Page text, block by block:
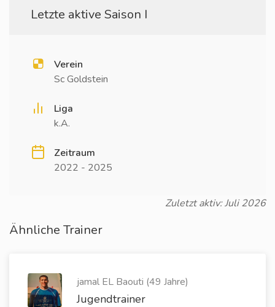
Letzte aktive Saison I
Verein
Sc Goldstein
Liga
k.A.
Zeitraum
2022 - 2025
Zuletzt aktiv: Juli 2026
Ähnliche Trainer
jamal EL Baouti (49 Jahre)
Jugendtrainer